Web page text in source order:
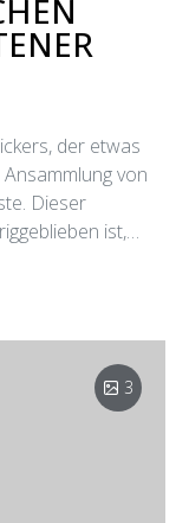
der etwas
von
Dieser
ist,…
3